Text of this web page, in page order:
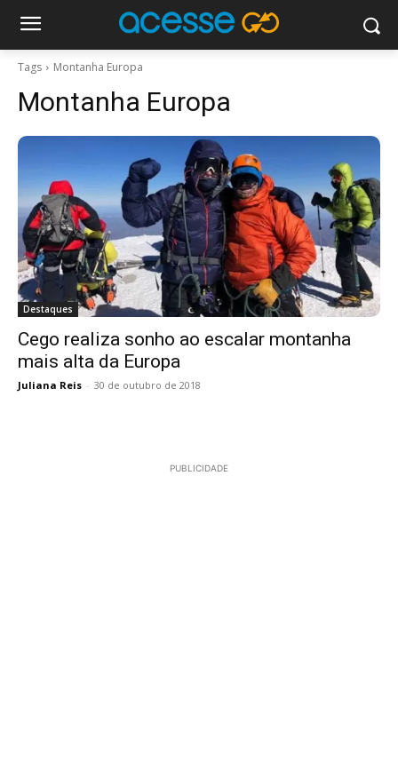
Tags Montanha Europa
Montanha Europa
Destaques
Cego realiza sonho ao escalar montanha
mais alta da Europa
Juliana Reis - 30 de outubro de 2018
PUBLICIDADE